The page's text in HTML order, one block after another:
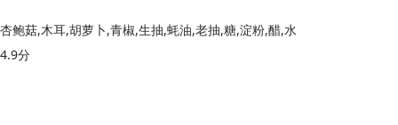
杏鲍菇,木耳,胡萝卜,青椒,生抽,蚝油,老抽,糖,淀粉,醋,水
4.9分